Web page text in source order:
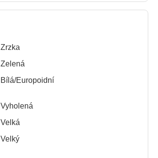
Zrzka
Zelená
Bílá/Europoidní
Vyholená
Velká
Velký